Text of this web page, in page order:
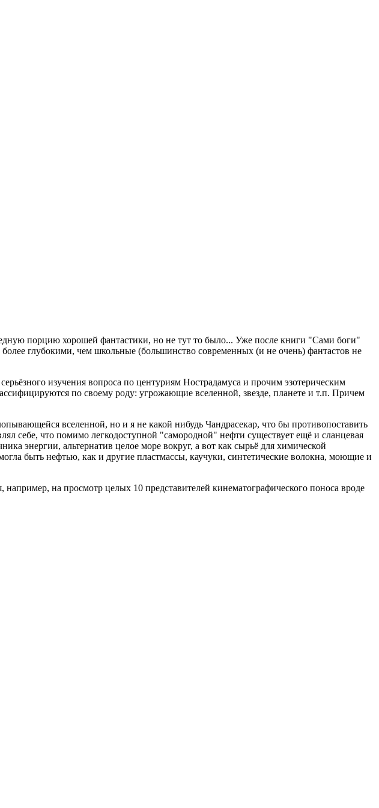
порцию хорошей фантастики, но не тут то было... Уже после книги "Сами боги"
глубокими, чем школьные (большинство современных (и не очень) фантастов не
изучения вопроса по центуриям Нострадамуса и прочим эзотерическим
по своему роду: угрожающие вселенной, звезде, планете и т.п. Причем
вселенной, но и я не какой нибудь Чандрасекар, что бы противопоставить
себе, что помимо легкодоступной "самородной" нефти существует ещё и сланцевая
энергии, альтернатив целое море вокруг, а вот как сырьё для химической
быть нефтью, как и другие пластмассы, каучуки, синтетические волокна, моющие и
на просмотр целых 10 представителей кинематографического поноса вроде